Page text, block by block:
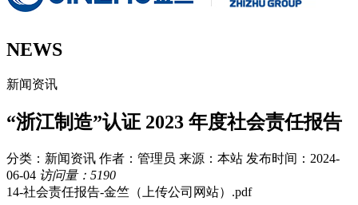
NEWS
新闻资讯
“浙江制造”认证 2023 年度社会责任报告
分类：新闻资讯 作者：管理员 来源：本站 发布时间：2024-
06-04 访问量：5190
14-社会责任报告-金竺（上传公司网站）.pdf